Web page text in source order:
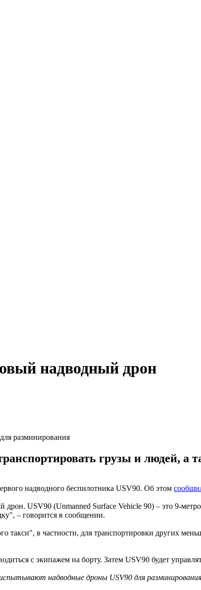
надводный дрон
разминирования
грузы и людей, а
надводного беспилотника USV90. Об этом
USV90 (Unmanned Surface Vehicle 90) – это 9-
– говорится в сообщении.
такси", в частности, для транспортировки других
с экипажем на борту. Затем USV90 будет
надводные дроны USV90 для